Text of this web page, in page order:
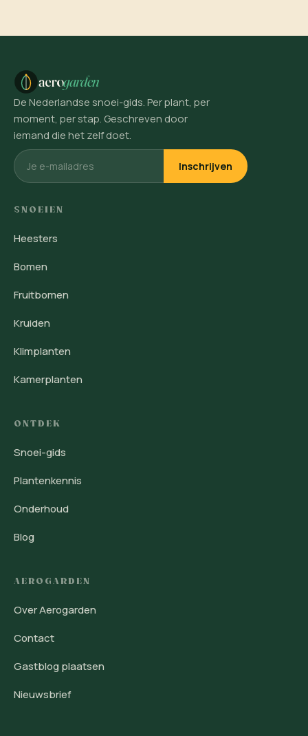
aerogarden
De Nederlandse snoei-gids. Per plant, per
moment, per stap. Geschreven door
iemand die het zelf doet.
Inschrijven
SNOEIEN
Heesters
Bomen
Fruitbomen
Kruiden
Klimplanten
Kamerplanten
ONTDEK
Snoei-gids
Plantenkennis
Onderhoud
Blog
AEROGARDEN
Over Aerogarden
Contact
Gastblog plaatsen
Nieuwsbrief